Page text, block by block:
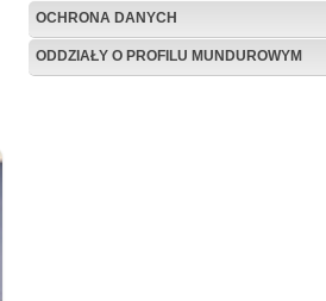
OCHRONA DANYCH
ODDZIAŁY O PROFILU MUNDUROWYM